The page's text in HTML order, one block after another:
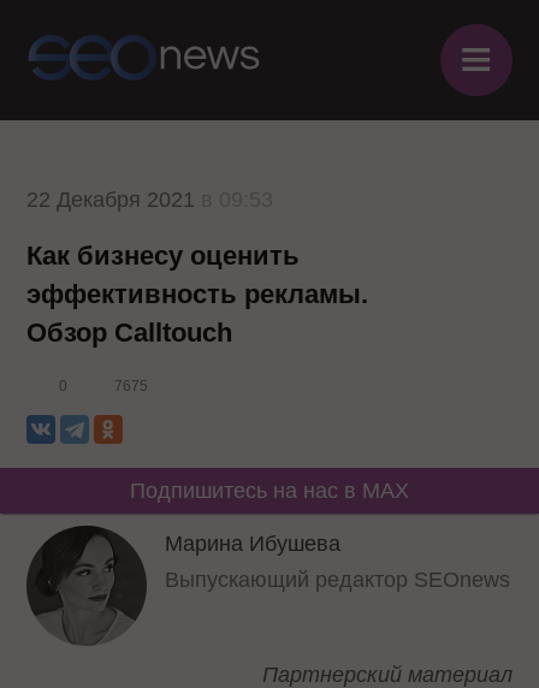
≡
22 Декабря 2021
Как бизнесу оценить
эффективность рекламы.
Обзор Calltouch
0 7675
Подпишитесь на нас в MAX
Марина Ибушева
Выпускающий редактор SEOnews
Партнерский материал